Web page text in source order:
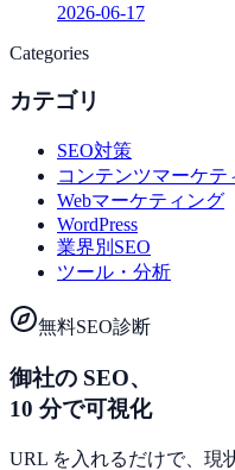
2026-06-17
Categories
カテゴリ
SEO対策
コンテンツマーケテ
Webマーケティング
WordPress
業界別SEO
ツール・分析
無料SEO診断
御社の SEO、
10 分で可視化
URL を入れるだけで、現